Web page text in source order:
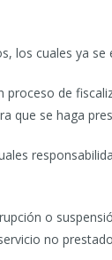
los cuales ya
de
que se haga
o
no